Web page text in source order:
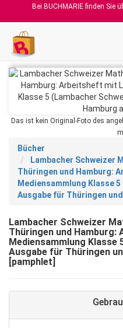
Bei BUCHMARIE finden Sie
Das ist kein Original-Foto des
Bücher
Lambacher Schweizer
Thüringen und Hamburg:
Mediensammlung Klasse
Ausgabe für Thüringen
Lambacher Schweizer
Thüringen und
Mediensammlung Klasse
Ausgabe für Thüringen
[pamphlet]